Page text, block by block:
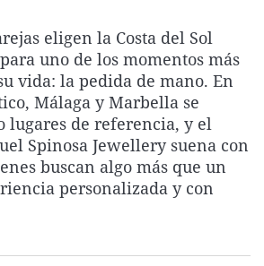
Gente viajera
Como el perro y el
Retornados
Equipo de
Operación Viuda
Galicia
La Rioja
Navarra
País Vasco
Televisión
Elecciones
eligen la Costa del Sol
uno de los momentos más
vida: la pedida de mano. En
Málaga y Marbella se
lugares de referencia, y el
Spinosa Jewellery suena con
buscan algo más que un
personalizada y con